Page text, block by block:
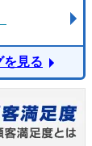
を見る